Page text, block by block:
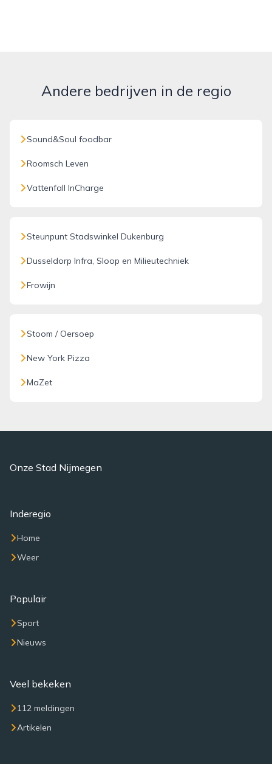
Andere bedrijven in de regio
Sound&Soul foodbar
Roomsch Leven
Vattenfall InCharge
Steunpunt Stadswinkel Dukenburg
Dusseldorp Infra, Sloop en Milieutechniek
Frowijn
Stoom / Oersoep
New York Pizza
MaZet
Onze Stad Nijmegen
Inderegio
Home
Weer
Populair
Sport
Nieuws
Veel bekeken
112 meldingen
Artikelen